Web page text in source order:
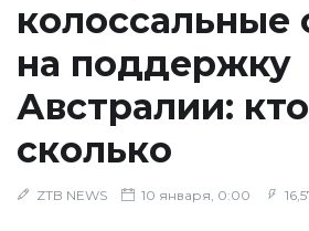
на поддержку
Австралии:
сколько
ZTB NEWS 10 января, 0:00